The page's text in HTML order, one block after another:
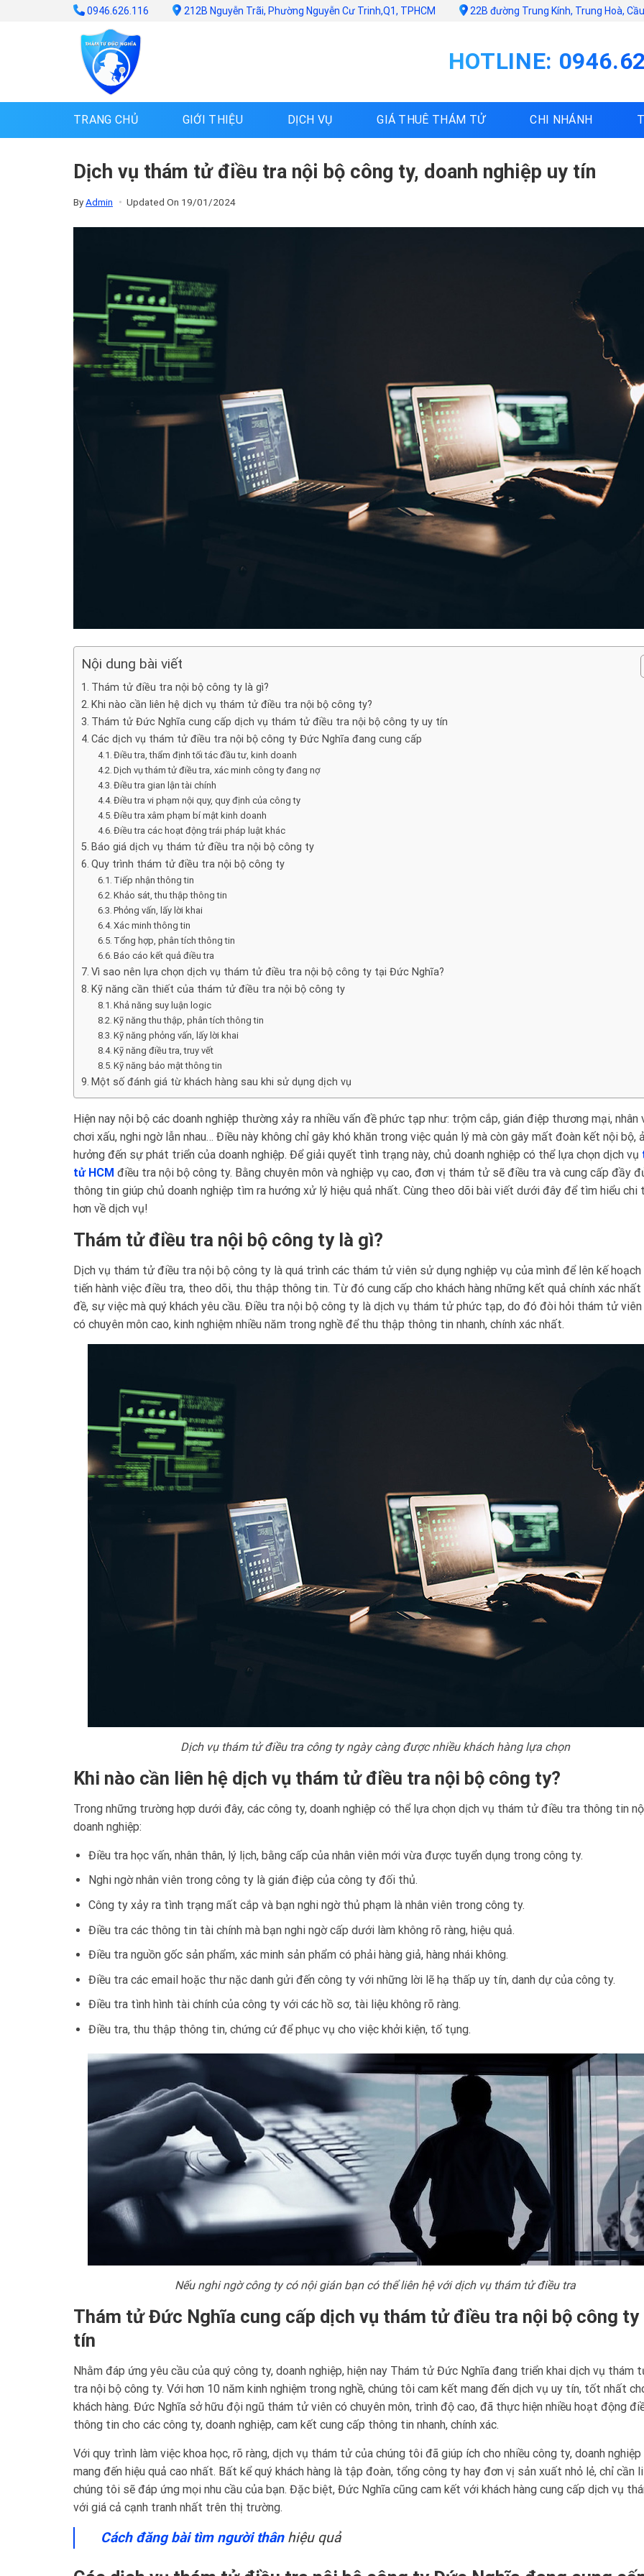
0946.626.116 212B Nguyễn Trãi, Phường Nguyễn Cư Trinh,Q1, TPHCM 22B đường Trung Kính, Trung Hoà, Cầu
HOTLINE:
TRANG CHỦ GIỚI THIỆU DỊCH VỤ GIÁ THUÊ THÁM TỬ CHI NHÁNH
Dịch vụ thám tử điều tra nội bộ công ty, doanh nghiệp uy tín
ByAdmin Updated On 19/01/2024
Nội dung bài viết
Thám tử điều tra nội bộ công ty là gì?
Khi nào cần liên hệ dịch vụ thám tử điều tra nội bộ công ty?
Thám tử Đức Nghĩa cung cấp dịch vụ thám tử điều tra nội bộ công ty uy tín
Các dịch vụ thám tử điều tra nội bộ công ty Đức Nghĩa đang cung cấp
Điều tra, thẩm định tối tác đầu tư, kinh doanh
Dịch vụ thám tử điều tra, xác minh công ty đang nợ
Điều tra gian lận tài chính
Điều tra vi phạm nội quy, quy định của công ty
Điều tra xâm phạm bí mật kinh doanh
Điều tra các hoạt động trái pháp luật khác
Báo giá dịch vụ thám tử điều tra nội bộ công ty
Quy trình thám tử điều tra nội bộ công ty
Tiếp nhận thông tin
Khảo sát, thu thập thông tin
Phỏng vấn, lấy lời khai
Xác minh thông tin
Tổng hợp, phân tích thông tin
Báo cáo kết quả điều tra
Vì sao nên lựa chọn dịch vụ thám tử điều tra nội bộ công ty tại Đức Nghĩa?
Kỹ năng cần thiết của thám tử điều tra nội bộ công ty
Khả năng suy luận logic
Kỹ năng thu thập, phân tích thông tin
Kỹ năng phỏng vấn, lấy lời khai
Kỹ năng điều tra, truy vết
Kỹ năng bảo mật thông tin
Một số đánh giá từ khách hàng sau khi sử dụng dịch vụ
Hiện nay nội bộ các doanh nghiệp thường xảy ra nhiều vấn đề phức tạp như: trộm cắp, gián điệp thương mại, nhân
chơi xấu, nghi ngờ lẫn nhau… Điều này không chỉ gây khó khăn trong việc quản lý mà còn gây mất đoàn kết nội bộ,
hưởng đến sự phát triển của doanh nghiệp. Để giải quyết tình trạng này, chủ doanh nghiệp có thể lựa chọn dịch vụ
tử HCM điều tra nội bộ công ty. Bằng chuyên môn và nghiệp vụ cao, đơn vị thám tử sẽ điều tra và cung cấp đầy
thông tin giúp chủ doanh nghiệp tìm ra hướng xử lý hiệu quả nhất. Cùng theo dõi bài viết dưới đây để tìm hiểu chi
hơn về dịch vụ!
Thám tử điều tra nội bộ công ty là gì?
Dịch vụ thám tử điều tra nội bộ công ty là quá trình các thám tử viên sử dụng nghiệp vụ của mình để lên kế hoạch
tiến hành việc điều tra, theo dõi, thu thập thông tin. Từ đó cung cấp cho khách hàng những kết quả chính xác nhất
đề, sự việc mà quý khách yêu cầu. Điều tra nội bộ công ty là dịch vụ thám tử phức tạp, do đó đòi hỏi thám tử
có chuyên môn cao, kinh nghiệm nhiều năm trong nghề để thu thập thông tin nhanh, chính xác nhất.
Dịch vụ thám tử điều tra công ty ngày càng được nhiều khách hàng lựa chọn
Khi nào cần liên hệ dịch vụ thám tử điều tra nội bộ công ty?
Trong những trường hợp dưới đây, các công ty, doanh nghiệp có thể lựa chọn dịch vụ thám tử điều tra thông tin
doanh nghiệp:
Điều tra học vấn, nhân thân, lý lịch, bằng cấp của nhân viên mới vừa được tuyển dụng trong công ty.
Nghi ngờ nhân viên trong công ty là gián điệp của công ty đối thủ.
Công ty xảy ra tình trạng mất cắp và bạn nghi ngờ thủ phạm là nhân viên trong công ty.
Điều tra các thông tin tài chính mà bạn nghi ngờ cấp dưới làm không rõ ràng, hiệu quả.
Điều tra nguồn gốc sản phẩm, xác minh sản phẩm có phải hàng giả, hàng nhái không.
Điều tra các email hoặc thư nặc danh gửi đến công ty với những lời lẽ hạ thấp uy tín, danh dự của công ty.
Điều tra tình hình tài chính của công ty với các hồ sơ, tài liệu không rõ ràng.
Điều tra, thu thập thông tin, chứng cứ để phục vụ cho việc khởi kiện, tố tụng.
Nếu nghi ngờ công ty có nội gián bạn có thể liên hệ với dịch vụ thám tử điều tra
Thám tử Đức Nghĩa cung cấp dịch vụ thám tử điều tra nội bộ công ty
tín
Nhằm đáp ứng yêu cầu của quý công ty, doanh nghiệp, hiện nay Thám tử Đức Nghĩa đang triển khai dịch vụ thám
tra nội bộ công ty. Với hơn 10 năm kinh nghiệm trong nghề, chúng tôi cam kết mang đến dịch vụ uy tín, tốt nhất
khách hàng. Đức Nghĩa sở hữu đội ngũ thám tử viên có chuyên môn, trình độ cao, đã thực hiện nhiều hoạt động
thông tin cho các công ty, doanh nghiệp, cam kết cung cấp thông tin nhanh, chính xác.
Với quy trình làm việc khoa học, rõ ràng, dịch vụ thám tử của chúng tôi đã giúp ích cho nhiều công ty, doanh nghiệp
mang đến hiệu quả cao nhất. Bất kể quý khách hàng là tập đoàn, tổng công ty hay đơn vị sản xuất nhỏ lẻ, chỉ cần
chúng tôi sẽ đáp ứng mọi nhu cầu của bạn. Đặc biệt, Đức Nghĩa cũng cam kết với khách hàng cung cấp dịch vụ
với giá cả cạnh tranh nhất trên thị trường.
Cách đăng bài tìm người thânhiệu quả